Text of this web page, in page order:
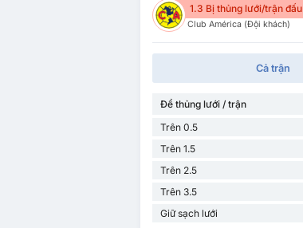
1.3 Bị thủng lưới/trận đấu
Club América (Đội khách)
Cả trận
Để thủng lưới / trận
Trên 0.5
Trên 1.5
Trên 2.5
Trên 3.5
Giữ sạch lưới